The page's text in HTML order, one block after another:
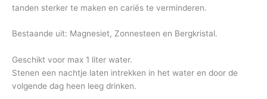
tanden sterker te maken en cariës te verminderen.
Bestaande uit: Magnesiet, Zonnesteen en Bergkristal.
Geschikt voor max 1 liter water.
Stenen een nachtje laten intrekken in het water en door de
volgende dag heen leeg drinken.